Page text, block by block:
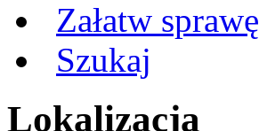
Załatw sprawę
Szukaj
Lokalizacja